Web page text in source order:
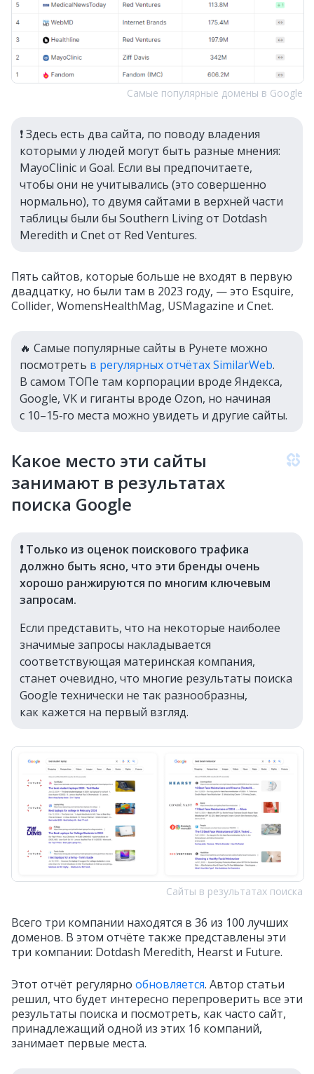
Самые популярные домены в Google
❗️ Здесь есть два сайта, по поводу владения
которыми у людей могут быть разные мнения:
MayoClinic и Goal. Если вы предпочитаете,
чтобы они не учитывались (это совершенно
нормально), то двумя сайтами в верхней части
таблицы были бы Southern Living от Dotdash
Meredith и Cnet от Red Ventures.
Пять сайтов, которые больше не входят в первую
двадцатку, но были там в 2023 году, — это Esquire,
Collider, WomensHealthMag, USMagazine и Cnet.
🔥 Самые популярные сайты в Рунете можно
посмотреть в регулярных отчётах SimilarWeb.
В самом ТОПе там корпорации вроде Яндекса,
Google, VK и гиганты вроде Ozon, но начиная
с 10–15‑го места можно увидеть и другие сайты.
Какое место эти сайты
занимают в результатах
поиска Google
❗️ Только из оценок поискового трафика
должно быть ясно, что эти бренды очень
хорошо ранжируются по многим ключевым
запросам.
Если представить, что на некоторые наиболее
значимые запросы накладывается
соответствующая материнская компания,
станет очевидно, что многие результаты поиска
Google технически не так разнообразны,
как кажется на первый взгляд.
Сайты в результатах поиска
Всего три компании находятся в 36 из 100 лучших
доменов. В этом отчёте также представлены эти
три компании: Dotdash Meredith, Hearst и Future.
Этот отчёт регулярно обновляется. Автор статьи
решил, что будет интересно перепроверить все эти
результаты поиска и посмотреть, как часто сайт,
принадлежащий одной из этих 16 компаний,
занимает первые места.